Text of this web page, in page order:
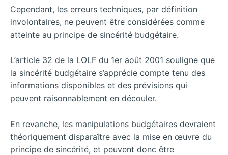
Cependant, les erreurs techniques, par définition
involontaires, ne peuvent être considérées comme
atteinte au principe de sincérité budgétaire.
L’article 32 de la LOLF du 1er août 2001 souligne que
la sincérité budgétaire s’apprécie compte tenu des
informations disponibles et des prévisions qui
peuvent raisonnablement en découler.
En revanche, les manipulations budgétaires devraient
théoriquement disparaître avec la mise en œuvre du
principe de sincérité, et peuvent donc être